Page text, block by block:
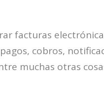
facturas
cobros,
muchas otras